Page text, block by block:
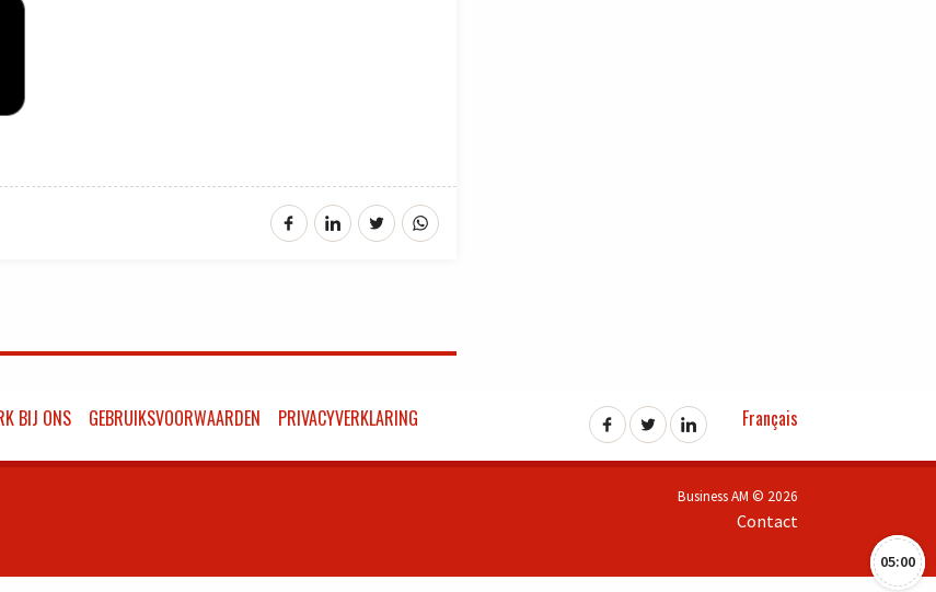
05:00
BIJ ONS GEBRUIKSVOORWAARDEN PRIVACYVERKLARING Français
Business AM © 2026
Contact